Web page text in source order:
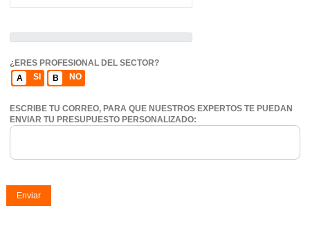
¿ERES PROFESIONAL DEL SECTOR?
A
SI B NO
ESCRIBE TU CORREO, PARA QUE NUESTROS EXPERTOS TE PUEDAN
ENVIAR TU PRESUPUESTO PERSONALIZADO:
Enviar